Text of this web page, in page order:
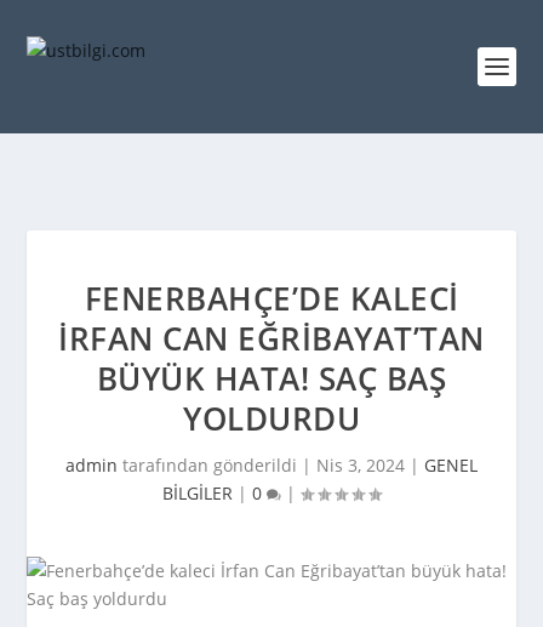
FENERBAHÇE’DE KALECI
İRFAN CAN EĞRIBAYAT’TAN
BÜYÜK HATA! SAÇ BAŞ
YOLDURDU
admin tarafından gönderildi | Nis 3, 2024 | GENEL
BİLGİLER | 0 |